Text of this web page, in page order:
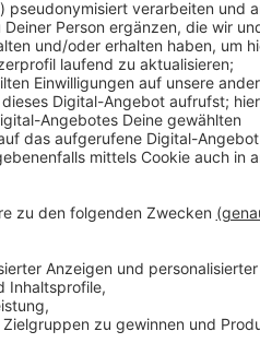
bei Stadtfest
Stadtfest wurde ein 18-
jähriger Verdächtiger konnte
war Freitagabend (31.05.)
er mit einem Messer
können. Die fünf Jugendlichen
Roten Kreuz behandelt.